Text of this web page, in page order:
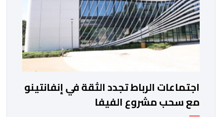
اجتماعات الرباط تجدد الثقة في إنفانتينو
مع سحب مشروع الفيفا